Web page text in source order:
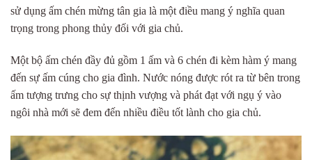
sử dụng ấm chén mừng tân gia là một điều mang ý nghĩa quan
trọng trong phong thủy đối với gia chủ.
Một bộ ấm chén đầy đủ gồm 1 ấm và 6 chén đi kèm hàm ý mang
đến sự ấm cúng cho gia đình. Nước nóng được rót ra từ bên trong
ấm tượng trưng cho sự thịnh vượng và phát đạt với ngụ ý vào
ngôi nhà mới sẽ đem đến nhiều điều tốt lành cho gia chủ.